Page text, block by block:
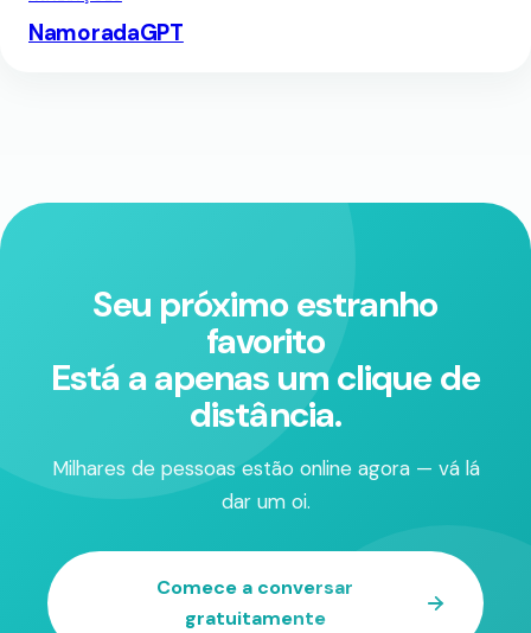
NamoradaGPT
Seu próximo estranho
favorito
Está a apenas um clique de
distância.
Milhares de pessoas estão online agora — vá lá
dar um oi.
Comece a conversar
gratuitamente